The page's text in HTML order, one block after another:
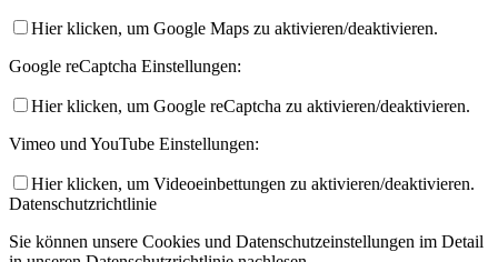
Hier klicken, um Google Maps zu aktivieren/deaktivieren.
Google reCaptcha Einstellungen:
Hier klicken, um Google reCaptcha zu aktivieren/deaktivieren.
Vimeo und YouTube Einstellungen:
Hier klicken, um Videoeinbettungen zu aktivieren/deaktivieren.
Datenschutzrichtlinie
Sie können unsere Cookies und Datenschutzeinstellungen im Detail